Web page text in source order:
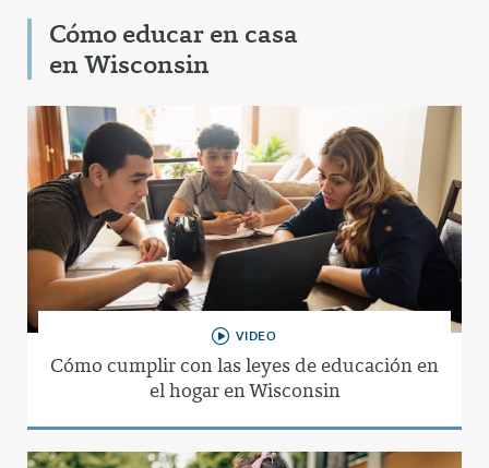
Cómo educar en casa
en Wisconsin
VIDEO
Cómo cumplir con las leyes de educación en
el hogar en Wisconsin